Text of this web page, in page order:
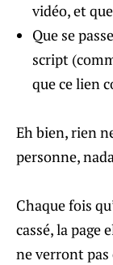
vidéo, et
Que se
script
que ce lien
Eh bien, rien
personne,
Chaque fois
cassé, la page
ne verront